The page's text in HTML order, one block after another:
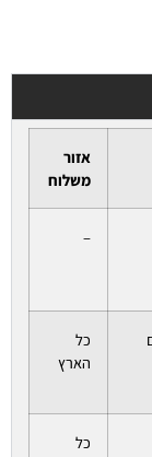
אזור
משלוח
–
כל
הארץ
כל